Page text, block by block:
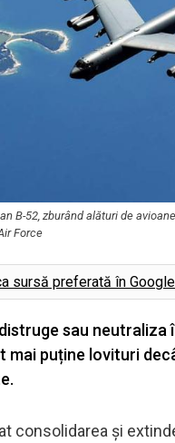
B-52, zburând alături de
Force
sursă preferată în Google
sau
mai puține lovituri
consolidarea și